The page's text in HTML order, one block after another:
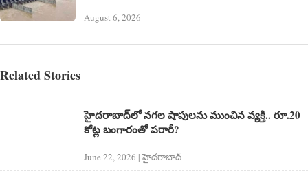
August 6, 2026
Related Stories
హైదరాబాద్‌లో నగల షాపులను ముంచిన వ్యక్తి.. రూ.20
కోట్ల బంగారంతో పరారీ?
June 22, 2026 | హైదరాబాద్​